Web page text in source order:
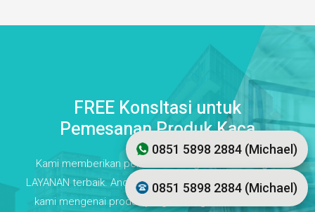
FREE Konsltasi untuk
Pemesanan Produk Kaca
Kami memberikan penawaran harga terbaik dengan
LAYANAN terbaik. Anda bebas berkonsultasi dengan tim
kami mengenai produk yang sedang Anda butuhkan.
0851 5898 2884 (Michael)
0851 5898 2884 (Michael)